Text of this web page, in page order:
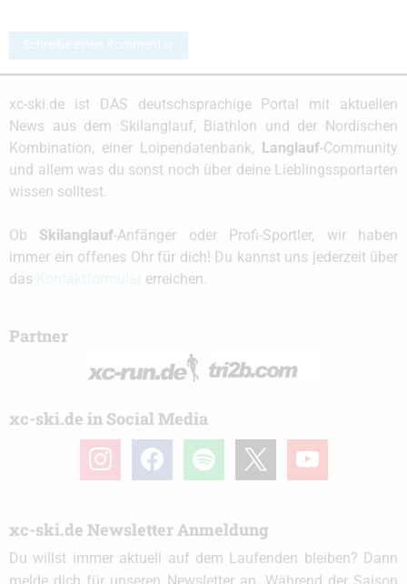
Schreibe einen Kommentar
xc-ski.de ist DAS deutschsprachige Portal mit aktuellen
News aus dem Skilanglauf, Biathlon und der Nordischen
Kombination, einer Loipendatenbank,
Langlauf-Community
und allem was du sonst noch über deine Lieblingssportarten
wissen solltest.
Ob Skilanglauf-Anfänger oder Profi-Sportler, wir haben
immer ein offenes Ohr für dich! Du kannst uns jederzeit über
das
erreichen.
Partner
xc-ski.de in Social Media
instagramfacebook spotify youtube
xc-ski.de Newsletter Anmeldung
Du willst immer aktuell auf dem Laufenden bleiben? Dann